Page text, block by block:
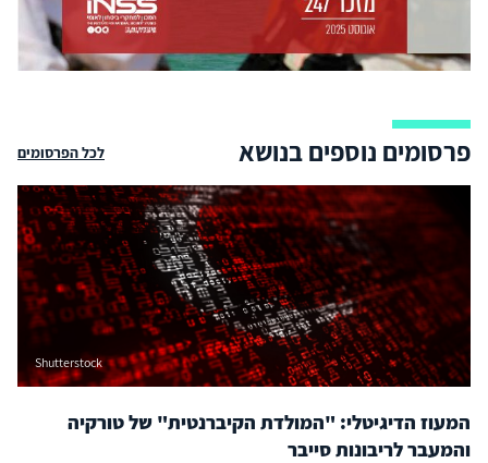
פרסומים נוספים בנושא לכל הפרסומים
Shutterstock
המעוז הדיגיטלי: "המולדת הקיברנטית" של טורקיה
והמעבר לריבונות סייבר